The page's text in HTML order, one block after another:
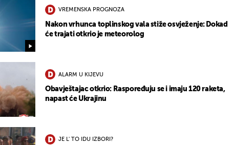
VREMENSKA PROGNOZA
Nakon vrhunca toplinskog vala stiže osvježenje: Dokad
će trajati otkrio je meteorolog
ALARM U KIJEVU
Obavještajac otkrio: Raspoređuju se i imaju 120 raketa,
napast će Ukrajinu
JE L' TO IDU IZBORI?